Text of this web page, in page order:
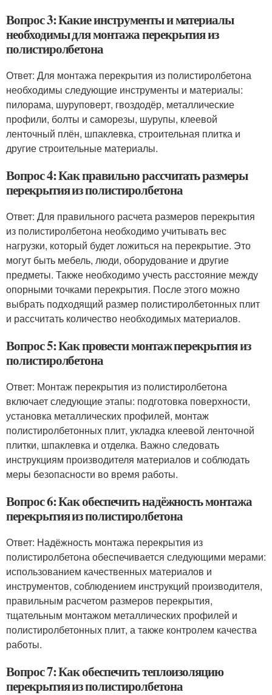
Вопрос 3: Какие инструменты и материалы
необходимы для монтажа перекрытия из
полистиролбетона
Ответ: Для монтажа перекрытия из полистиролбетона
необходимы следующие инструменты и материалы:
пилорама, шуруповерт, гвоздодёр, металлические
профили, болты и саморезы, шурупы, клеевой
ленточный плён, шпаклевка, строительная плитка и
другие строительные материалы.
Вопрос 4: Как правильно рассчитать размеры
перекрытия из полистиролбетона
Ответ: Для правильного расчета размеров перекрытия
из полистиролбетона необходимо учитывать вес
нагрузки, который будет ложиться на перекрытие. Это
могут быть мебель, люди, оборудование и другие
предметы. Также необходимо учесть расстояние между
опорными точками перекрытия. После этого можно
выбрать подходящий размер полистиролбетонных плит
и рассчитать количество необходимых материалов.
Вопрос 5: Как провести монтаж перекрытия из
полистиролбетона
Ответ: Монтаж перекрытия из полистиролбетона
включает следующие этапы: подготовка поверхности,
установка металлических профилей, монтаж
полистиролбетонных плит, укладка клеевой ленточной
плитки, шпаклевка и отделка. Важно следовать
инструкциям производителя материалов и соблюдать
меры безопасности во время работы.
Вопрос 6: Как обеспечить надёжность монтажа
перекрытия из полистиролбетона
Ответ: Надёжность монтажа перекрытия из
полистиролбетона обеспечивается следующими мерами:
использованием качественных материалов и
инструментов, соблюдением инструкций производителя,
правильным расчетом размеров перекрытия,
тщательным монтажом металлических профилей и
полистиролбетонных плит, а также контролем качества
работы.
Вопрос 7: Как обеспечить теплоизоляцию
перекрытия из полистиролбетона